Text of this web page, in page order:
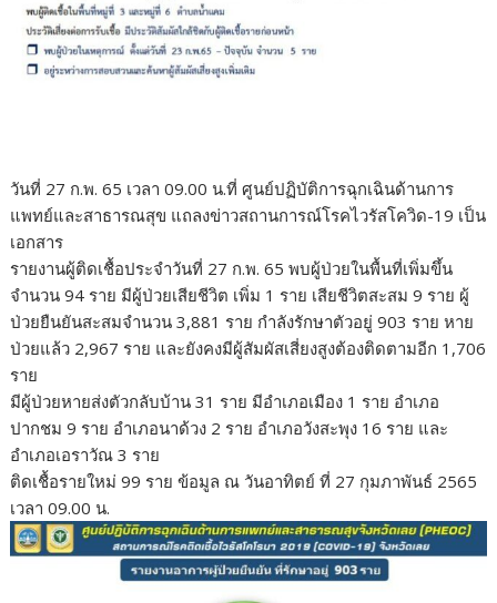
วันที่ 27 ก.พ. 65 เวลา 09.00 น.ที่ ศูนย์ปฏิบัติการฉุกเฉินด้านการ
แพทย์และสาธารณสุข แถลงข่าวสถานการณ์โรคไวรัสโควิด-19 เป็น
เอกสาร
รายงานผู้ติดเชื้อประจำวันที่ 27 ก.พ. 65 พบผู้ป่วยในพื้นที่เพิ่มขึ้น
จำนวน 94 ราย มีผู้ป่วยเสียชีวิต เพิ่ม 1 ราย เสียชีวิตสะสม 9 ราย ผู้
ป่วยยืนยันสะสมจำนวน 3,881 ราย กำลังรักษาตัวอยู่ 903 ราย หาย
ป่วยแล้ว 2,967 ราย และยังคงมีผู้สัมผัสเสี่ยงสูงต้องติดตามอีก 1,706
ราย
มีผู้ป่วยหายส่งตัวกลับบ้าน 31 ราย มีอำเภอเมือง 1 ราย อำเภอ
ปากชม 9 ราย อำเภอนาด้วง 2 ราย อำเภอวังสะพุง 16 ราย และ
อำเภอเอราวัณ 3 ราย
ติดเชื้อรายใหม่ 99 ราย ข้อมูล ณ วันอาทิตย์ ที่ 27 กุมภาพันธ์ 2565
เวลา 09.00 น.